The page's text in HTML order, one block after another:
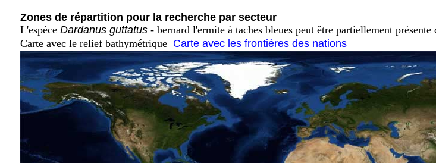
Zones de répartition pour la recherche par secteur
L'espèce Dardanus guttatus - bernard l'ermite à taches bleues peut être partiellement présente
Carte avec le relief bathymétrique Carte avec les frontières des nations